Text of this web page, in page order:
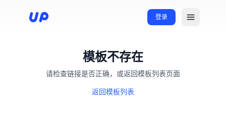
登录
模板不存在
请检查链接是否正确，或返回模板列表页面
返回模板列表